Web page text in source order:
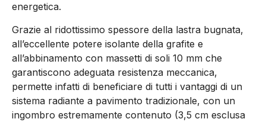
energetica.
Grazie al ridottissimo spessore della lastra bugnata,
all’eccellente potere isolante della grafite e
all’abbinamento con massetti di soli 10 mm che
garantiscono adeguata resistenza meccanica,
permette infatti di beneficiare di tutti i vantaggi di un
sistema radiante a pavimento tradizionale, con un
ingombro estremamente contenuto (3,5 cm esclusa